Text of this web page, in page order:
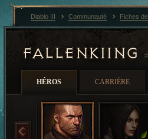
FALLENKIING
HÉROS CARRIÈRE
Diablo III Communauté Fiches